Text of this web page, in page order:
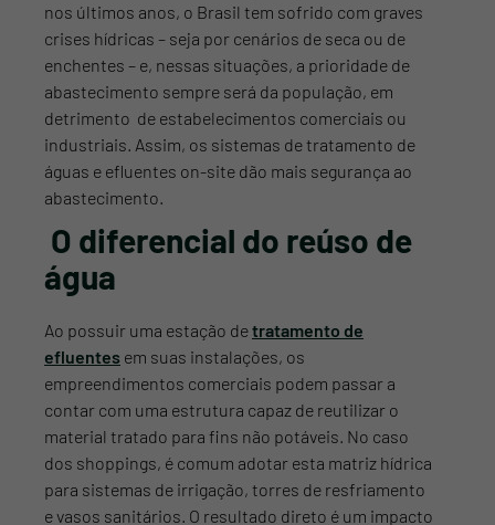
nos últimos anos, o Brasil tem sofrido com graves
crises hídricas – seja por cenários de seca ou de
enchentes – e, nessas situações, a prioridade de
abastecimento sempre será da população, em
detrimento de estabelecimentos comerciais ou
industriais. Assim, os sistemas de tratamento de
águas e efluentes on-site dão mais segurança ao
abastecimento.
O diferencial do reúso de
água
Ao possuir uma estação detratamento de
efluentes em suas instalações, os
empreendimentos comerciais podem passar a
contar com uma estrutura capaz de reutilizar o
material tratado para fins não potáveis. No caso
dos shoppings, é comum adotar esta matriz hídrica
para sistemas de irrigação, torres de resfriamento
e vasos sanitários. O resultado direto é um impacto